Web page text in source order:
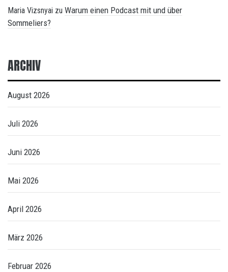
Maria Vizsnyai zu Warum einen Podcast mit und über
Sommeliers?
ARCHIV
August 2026
Juli 2026
Juni 2026
Mai 2026
April 2026
März 2026
Februar 2026